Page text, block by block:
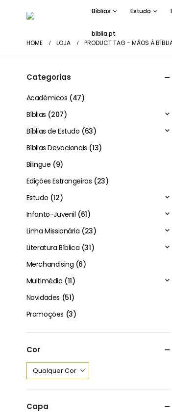
Bíblias Estudo
biblia.pt
HOME LOJA PRODUCT TAG - MÃOS À
Categorias
Académicos (47)
Bíblias (207)
Bíblias de Estudo (63)
Bíblias Devocionais (13)
Bilingue (9)
Edições Estrangeiras (23)
Estudo (12)
Infanto-Juvenil (61)
Linha Missionária (23)
Literatura Bíblica (31)
Merchandising (6)
Multimédia (11)
Novidades (51)
Promoções (3)
Cor
Capa